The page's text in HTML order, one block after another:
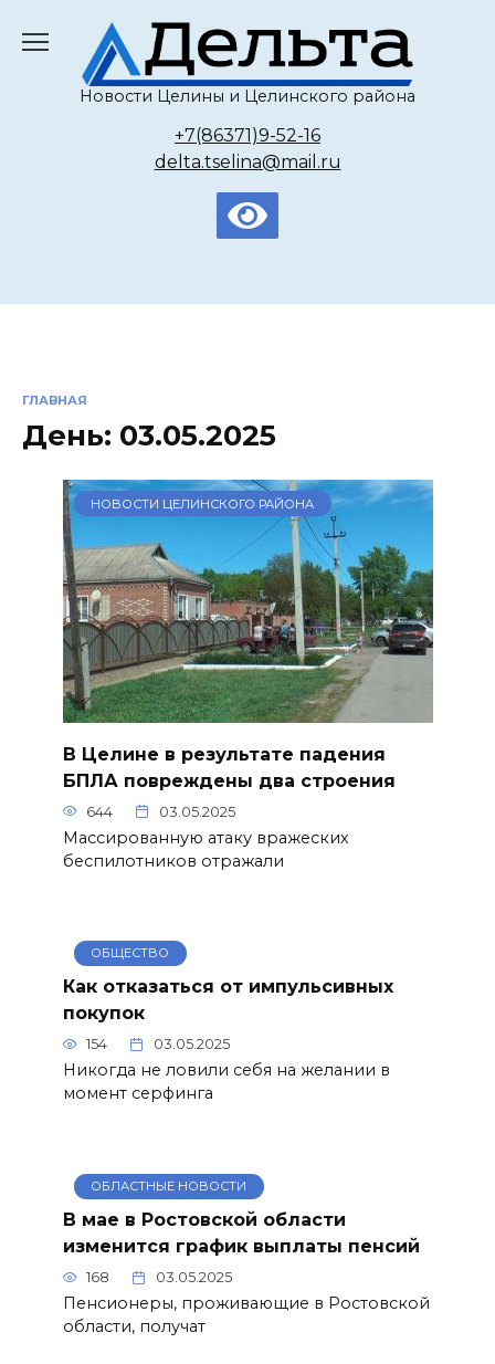
содержанию
Новости Целины и Целинского района
+7(86371)9-52-16
delta.tselina@mail.ru
ГЛАВНАЯ
День: 03.05.2025
НОВОСТИ ЦЕЛИНСКОГО РАЙОНА
В Целине в результате падения
БПЛА повреждены два строения
644 03.05.2025
Массированную атаку вражеских
беспилотников отражали
ОБЩЕСТВО
Как отказаться от импульсивных
покупок
154 03.05.2025
Никогда не ловили себя на желании в
момент серфинга
ОБЛАСТНЫЕ НОВОСТИ
В мае в Ростовской области
изменится график выплаты пенсий
168 03.05.2025
Пенсионеры, проживающие в Ростовской
области, получат